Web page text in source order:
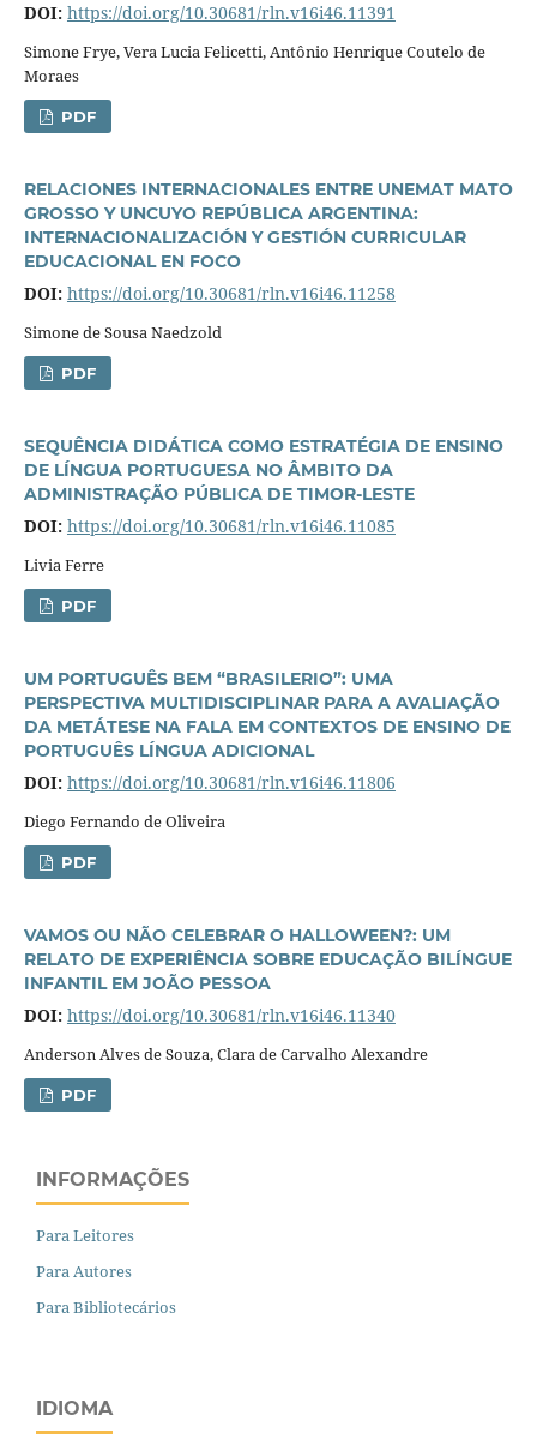
DOI: https://doi.org/10.30681/rln.v16i46.11391
Simone Frye, Vera Lucia Felicetti, Antônio Henrique Coutelo de
Moraes
PDF
RELACIONES INTERNACIONALES ENTRE UNEMAT MATO
GROSSO Y UNCUYO REPÚBLICA ARGENTINA:
INTERNACIONALIZACIÓN Y GESTIÓN CURRICULAR
EDUCACIONAL EN FOCO
DOI: https://doi.org/10.30681/rln.v16i46.11258
Simone de Sousa Naedzold
PDF
SEQUÊNCIA DIDÁTICA COMO ESTRATÉGIA DE ENSINO
DE LÍNGUA PORTUGUESA NO ÂMBITO DA
ADMINISTRAÇÃO PÚBLICA DE TIMOR-LESTE
DOI: https://doi.org/10.30681/rln.v16i46.11085
Livia Ferre
PDF
UM PORTUGUÊS BEM “BRASILERIO”: UMA
PERSPECTIVA MULTIDISCIPLINAR PARA A AVALIAÇÃO
DA METÁTESE NA FALA EM CONTEXTOS DE ENSINO DE
PORTUGUÊS LÍNGUA ADICIONAL
DOI: https://doi.org/10.30681/rln.v16i46.11806
Diego Fernando de Oliveira
PDF
VAMOS OU NÃO CELEBRAR O HALLOWEEN?: UM
RELATO DE EXPERIÊNCIA SOBRE EDUCAÇÃO BILÍNGUE
INFANTIL EM JOÃO PESSOA
DOI: https://doi.org/10.30681/rln.v16i46.11340
Anderson Alves de Souza, Clara de Carvalho Alexandre
PDF
INFORMAÇÕES
Para Leitores
Para Autores
Para Bibliotecários
IDIOMA